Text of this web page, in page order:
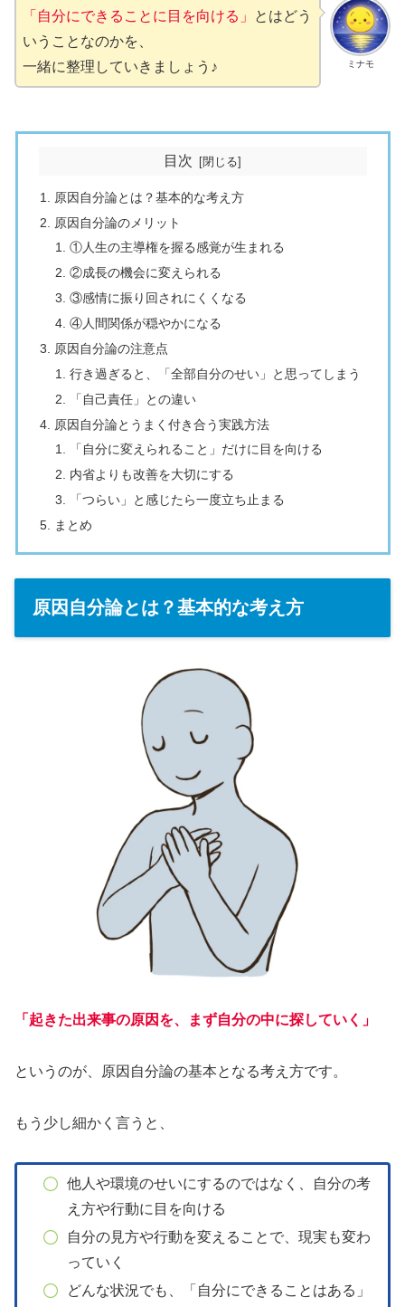
ミナモ
「自分にできることに目を向ける」
とはどう
いうことなのかを、
一緒に整理していきましょう♪
目次
原因自分論とは？基本的な考え方
原因自分論のメリット
①人生の主導権を握る感覚が生まれる
②成長の機会に変えられる
③感情に振り回されにくくなる
④人間関係が穏やかになる
原因自分論の注意点
行き過ぎると、「全部自分のせい」と思ってしまう
「自己責任」との違い
原因自分論とうまく付き合う実践方法
「自分に変えられること」だけに目を向ける
内省よりも改善を大切にする
「つらい」と感じたら一度立ち止まる
まとめ
原因自分論とは？基本的な考え方
「起きた出来事の原因を、まず自分の中に探していく」
というのが、原因自分論の基本となる考え方です。
もう少し細かく言うと、
他人や環境のせいにするのではなく、自分の考
え方や行動に目を向ける
自分の見方や行動を変えることで、現実も変わ
っていく
どんな状況でも、「自分にできることはある」